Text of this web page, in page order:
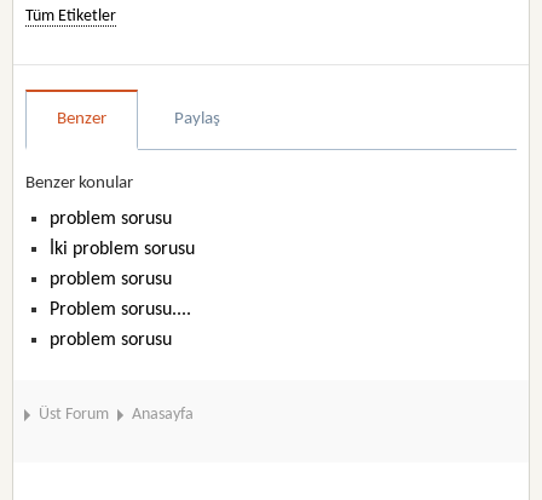
Tüm Etiketler
Benzer Paylaş
Benzer konular
problem sorusu
İki problem sorusu
problem sorusu
Problem sorusu....
problem sorusu
Üst Forum Anasayfa